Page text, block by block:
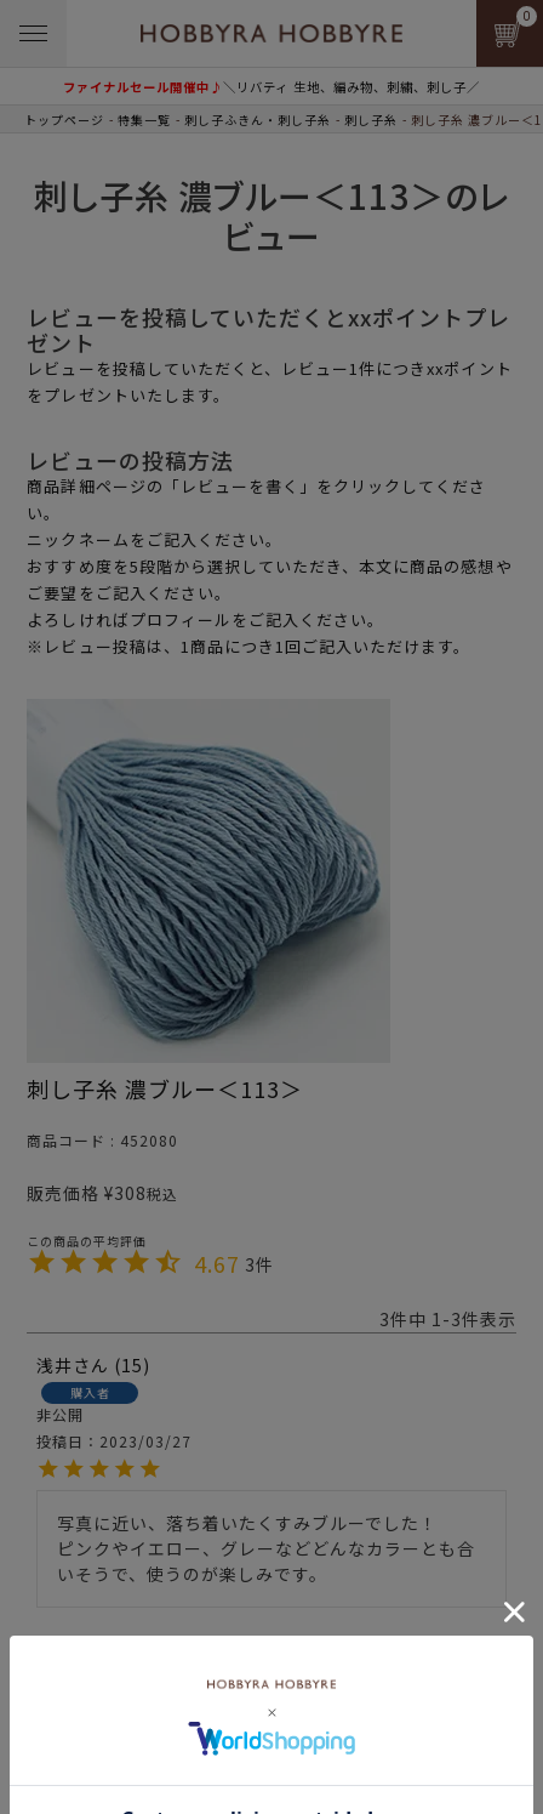
ファイナルセール開催中♪＼リバティ 生地、編み物、刺繍、刺し子／
0
トップページ 特集一覧 刺し子ふきん・刺し子糸 刺し子糸 刺し子糸 濃ブルー＜
刺し子糸 濃ブルー＜113＞のレ
ビュー
レビューを投稿していただくとxxポイントプレ
ゼント
レビューを投稿していただくと、レビュー1件につきxxポイント
をプレゼントいたします。
レビューの投稿方法
商品詳細ページの「レビューを書く」をクリックしてくださ
い。
ニックネームをご記入ください。
おすすめ度を5段階から選択していただき、本文に商品の感想や
ご要望をご記入ください。
よろしければプロフィールをご記入ください。
※レビュー投稿は、1商品につき1回ご記入いただけます。
刺し子糸 濃ブルー＜113＞
商品コード 452080
販売価格 ¥308税込
4.67 3
3件中 1-3件表示
浅井
15
購入者
非公開
投稿日
2023/03/27
写真に近い、落ち着いたくすみブルーでした！
ピンクやイエロー、グレーなどどんなカラーとも合
いそうで、使うのが楽しみです。